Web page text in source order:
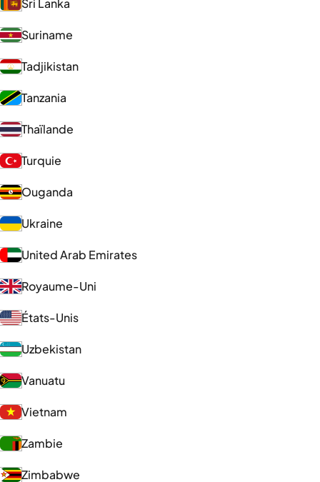
Sri Lanka
Suriname
Tadjikistan
Tanzania
Thaïlande
Turquie
Ouganda
Ukraine
United Arab Emirates
Royaume-Uni
États-Unis
Uzbekistan
Vanuatu
Vietnam
Zambie
Zimbabwe